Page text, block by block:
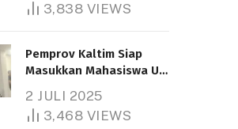
3,838 VIEWS
Pemprov Kaltim Siap
Masukkan Mahasiswa UT
Bantuan Pendidikan
Gratispol
2 JULI 2025
3,468 VIEWS